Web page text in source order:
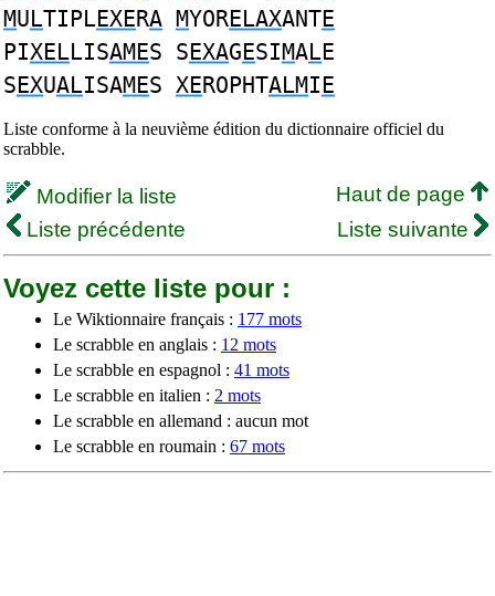
MULTIPLEXERA MYORELAXANTE
PIXELLISAMES SEXAGESIMALE
SEXUALISAMES XEROPHTALMIE
Liste conforme à la neuvième édition du dictionnaire officiel du
scrabble.
Modifier la liste
Haut de page
Liste précédente
Liste suivante
Voyez cette liste pour :
Le Wiktionnaire français : 177 mots
Le scrabble en anglais : 12 mots
Le scrabble en espagnol : 41 mots
Le scrabble en italien : 2 mots
Le scrabble en allemand : aucun mot
Le scrabble en roumain : 67 mots